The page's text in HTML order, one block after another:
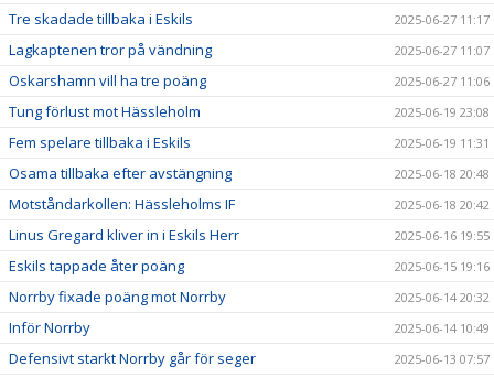
Tre skadade tillbaka i Eskils 2025-06-27 11:17
Lagkaptenen tror på vändning 2025-06-27 11:07
Oskarshamn vill ha tre poäng 2025-06-27 11:06
Tung förlust mot Hässleholm 2025-06-19 23:08
Fem spelare tillbaka i Eskils 2025-06-19 11:31
Osama tillbaka efter avstängning 2025-06-18 20:48
Motståndarkollen: Hässleholms IF 2025-06-18 20:42
Linus Gregard kliver in i Eskils Herr 2025-06-16 19:55
Eskils tappade åter poäng 2025-06-15 19:16
Norrby fixade poäng mot Norrby 2025-06-14 20:32
Inför Norrby 2025-06-14 10:49
Defensivt starkt Norrby går för seger 2025-06-13 07:57